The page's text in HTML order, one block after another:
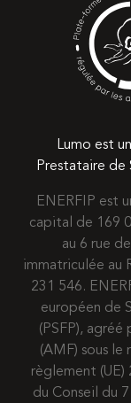
Lumo est
Prestataire de
ENERFIP est
capital de 169
au 6 rue
immatriculée au
231 546.
européen de
(PSFP), agréé
(AMF) sous le
règlement
du Conseil du